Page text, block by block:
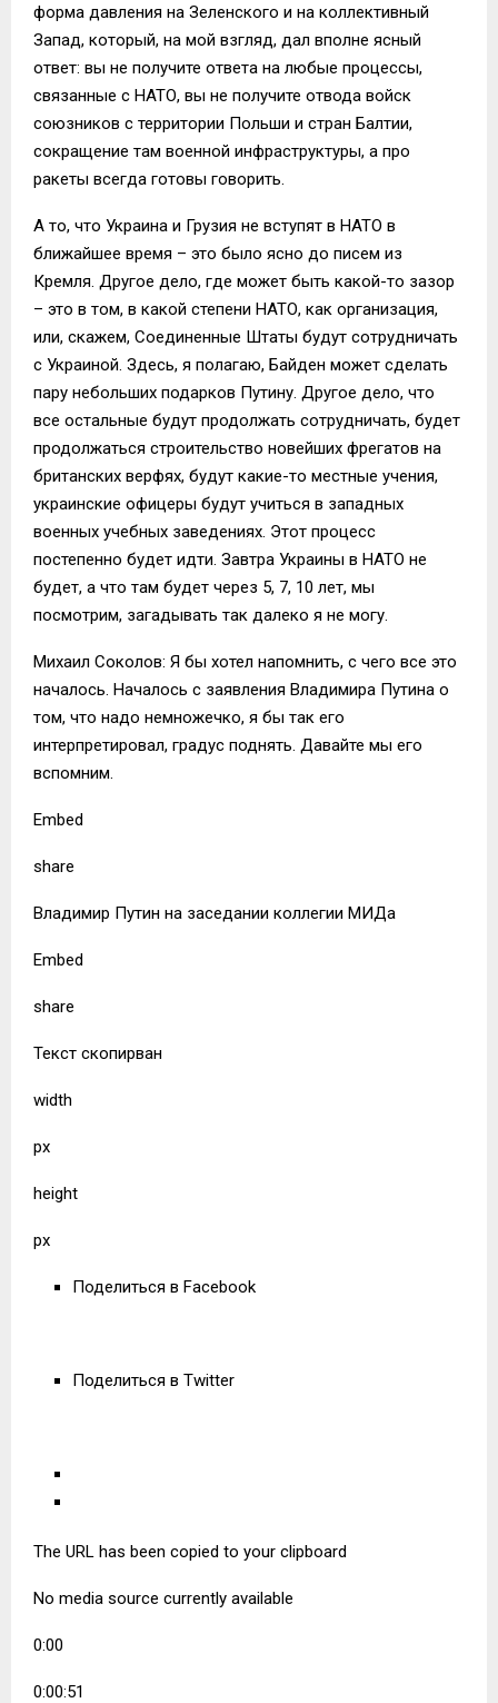
форма давления на Зеленского и на коллективный
Запад, который, на мой взгляд, дал вполне ясный
ответ: вы не получите ответа на любые процессы,
связанные с НАТО, вы не получите отвода войск
союзников с территории Польши и стран Балтии,
сокращение там военной инфраструктуры, а про
ракеты всегда готовы говорить.
А то, что Украина и Грузия не вступят в НАТО в
ближайшее время – это было ясно до писем из
Кремля. Другое дело, где может быть какой-то зазор
– это в том, в какой степени НАТО, как организация,
или, скажем, Соединенные Штаты будут сотрудничать
с Украиной. Здесь, я полагаю, Байден может сделать
пару небольших подарков Путину. Другое дело, что
все остальные будут продолжать сотрудничать, будет
продолжаться строительство новейших фрегатов на
британских верфях, будут какие-то местные учения,
украинские офицеры будут учиться в западных
военных учебных заведениях. Этот процесс
постепенно будет идти. Завтра Украины в НАТО не
будет, а что там будет через 5, 7, 10 лет, мы
посмотрим, загадывать так далеко я не могу.
Михаил Соколов: Я бы хотел напомнить, с чего все это
началось. Началось с заявления Владимира Путина о
том, что надо немножечко, я бы так его
интерпретировал, градус поднять. Давайте мы его
вспомним.
Embed
share
Владимир Путин на заседании коллегии МИДа
Embed
share
Текст скопирван
width
px
height
px
Поделиться в Facebook
Поделиться в Twitter
The URL has been copied to your clipboard
No media source currently available
0:00
0:00:51